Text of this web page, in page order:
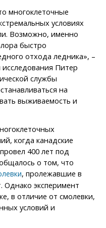
многоклеточные
условиях
Возможно, именно
быстро
отхода ледника», –
Питер
службы
на
выживаемость и
когда канадские
400 лет под
о том, что
, пролежавшие в
Однако эксперимент
в отличие от смолевки,
условий и